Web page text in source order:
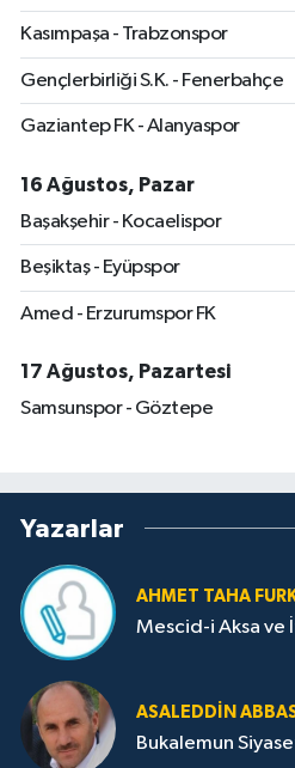
Kasımpaşa - Trabzonspor
Gençlerbirliği S.K. - Fenerbahçe
Gaziantep FK - Alanyaspor
16 Ağustos, Pazar
Başakşehir - Kocaelispor
Beşiktaş - Eyüpspor
Amed - Erzurumspor FK
17 Ağustos, Pazartesi
Samsunspor - Göztepe
Yazarlar
AHMET TAHA
Mescid-i Aksa ve
ASALEDDIN
Bukalemun